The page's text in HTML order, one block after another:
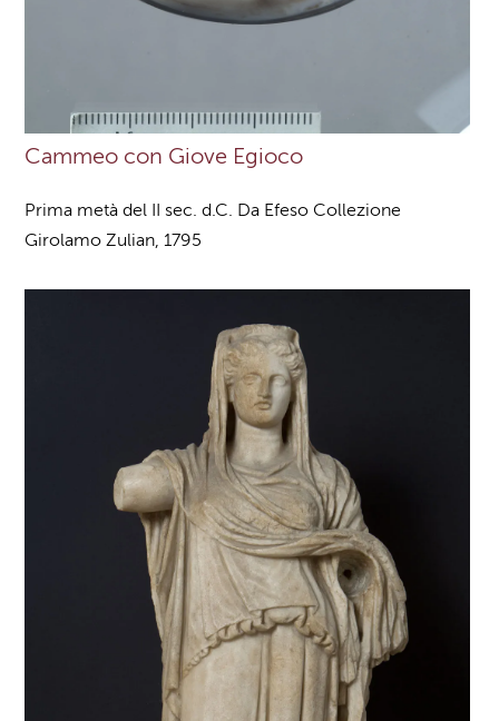
Cammeo con Giove Egioco
Prima metà del II sec. d.C. Da Efeso Collezione
Girolamo Zulian, 1795